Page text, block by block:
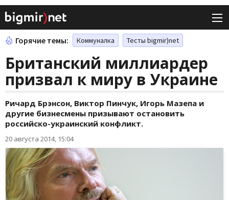
Горячие темы: Коммуналка Тесты bigmir)net
Британский миллиардер
призвал к миру в Украине
Ричард Брэнсон, Виктор Пинчук, Игорь Мазепа и
другие бизнесмены призывают остановить
российско-украинский конфликт.
20 августа 2014, 15:04